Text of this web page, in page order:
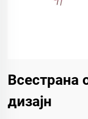
Всестрана
дизајн